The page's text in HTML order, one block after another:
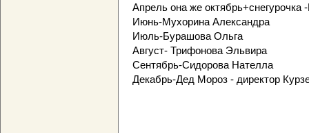
Апрель она же
Июнь-Мухорина Александра
Июль-Бурашова Ольга
Август- Трифонова Эльвира
Сентябрь-Сидорова Нателла
Декабрь-Дед Мороз - директор